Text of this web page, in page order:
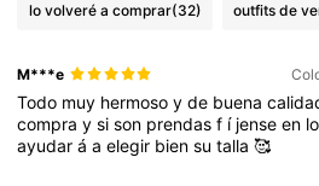
lo volveré a comprar(32) outfits de
M***e
Todo muy hermosoyde buena
compraysison prendasf í jenseen
ayudaráaelegir biensutalla🥰